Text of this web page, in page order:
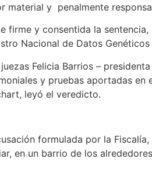
material y penalmente
firme y consentida la
Nacional de Datos
Felicia Barrios –
y pruebas aportadas
leyó el veredicto.
formulada por la
en un barrio de los